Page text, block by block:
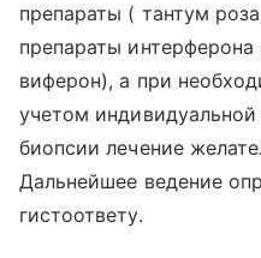
препараты ( тантум
препараты
виферон), а при
учетом
биопсии лечение
Дальнейшее ведение
гистоответу.